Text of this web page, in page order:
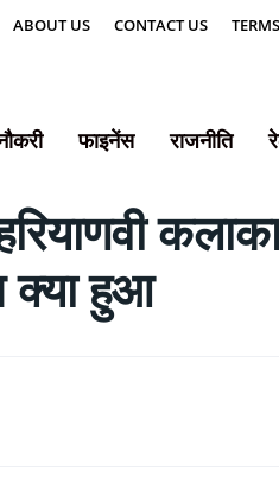
ABOUT US CONTACT US
फाइनेंस राजनीति
क्या हुआ